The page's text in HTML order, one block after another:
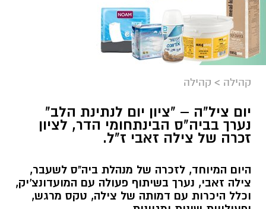
קהילה > קהילה
יום ציל"ה – "ציון יום לנתינת הלב"
נערך בביה"ס הבינתחומי הדר, לציון
זכרה של צילה זאבי ז"ל.
היום המיוחד, לזכרה של מנהלת ביה"ס לשעבר,
צילה זאבי, נערך בשיתוף פעולה עם המועדונצ'יק,
וכלל היכרות עם דמותה של צילה, טקס מרגש,